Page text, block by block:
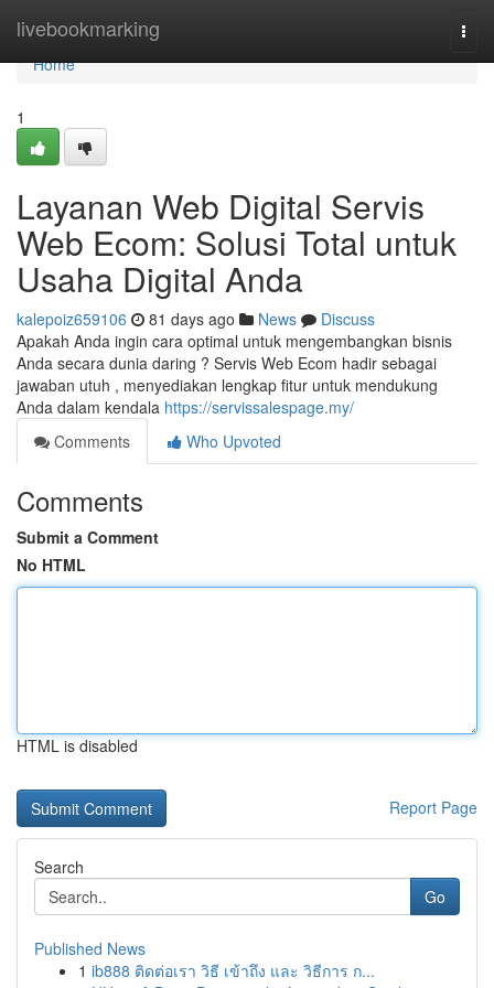
livebookmarking
Home
Home
1
Layanan Web Digital Servis
Web Ecom: Solusi Total untuk
Usaha Digital Anda
kalepoiz659106 81 days ago News
Discuss
Apakah Anda ingin cara optimal untuk mengembangkan bisnis
Anda secara dunia daring ? Servis Web Ecom hadir sebagai
jawaban utuh , menyediakan lengkap fitur untuk mendukung
Anda dalam kendala https://servissalespage.my/
Comments
Who Upvoted
Comments
Submit a Comment
No HTML
HTML is disabled
Report Page
Search
Go
Published News
1 ib888 ติดต่อเรา วิธี เข้าถึง และ วิธีการ ก...